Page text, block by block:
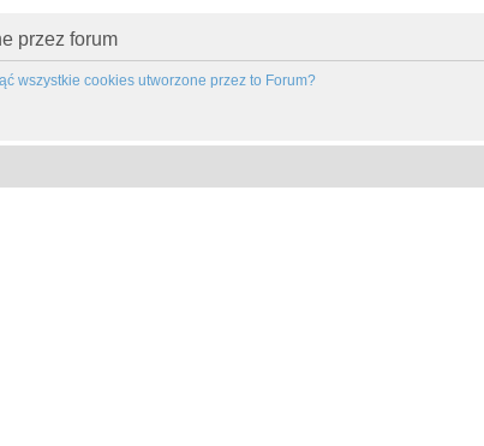
przez forum
wszystkie cookies utworzone przez to Forum?